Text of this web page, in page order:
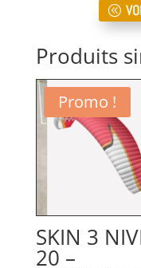
Produits
Promo !
SKIN 3
20 –